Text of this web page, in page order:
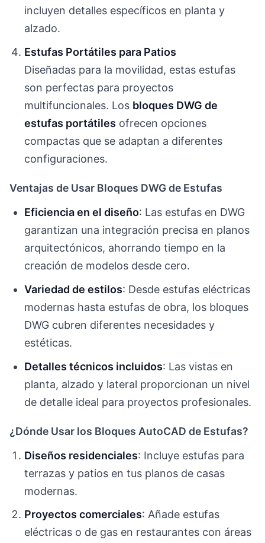
incluyen detalles específicos en planta y
alzado.
Estufas Portátiles para Patios
Diseñadas para la movilidad, estas estufas
son perfectas para proyectos
multifuncionales. Los bloques DWG de
estufas portátiles ofrecen opciones
compactas que se adaptan a diferentes
configuraciones.
Ventajas de Usar Bloques DWG de Estufas
Eficiencia en el diseño: Las estufas en DWG
garantizan una integración precisa en planos
arquitectónicos, ahorrando tiempo en la
creación de modelos desde cero.
Variedad de estilos: Desde estufas eléctricas
modernas hasta estufas de obra, los bloques
DWG cubren diferentes necesidades y
estéticas.
Detalles técnicos incluidos: Las vistas en
planta, alzado y lateral proporcionan un nivel
de detalle ideal para proyectos profesionales.
¿Dónde Usar los Bloques AutoCAD de Estufas?
Diseños residenciales: Incluye estufas para
terrazas y patios en tus planos de casas
modernas.
Proyectos comerciales: Añade estufas
eléctricas o de gas en restaurantes con áreas